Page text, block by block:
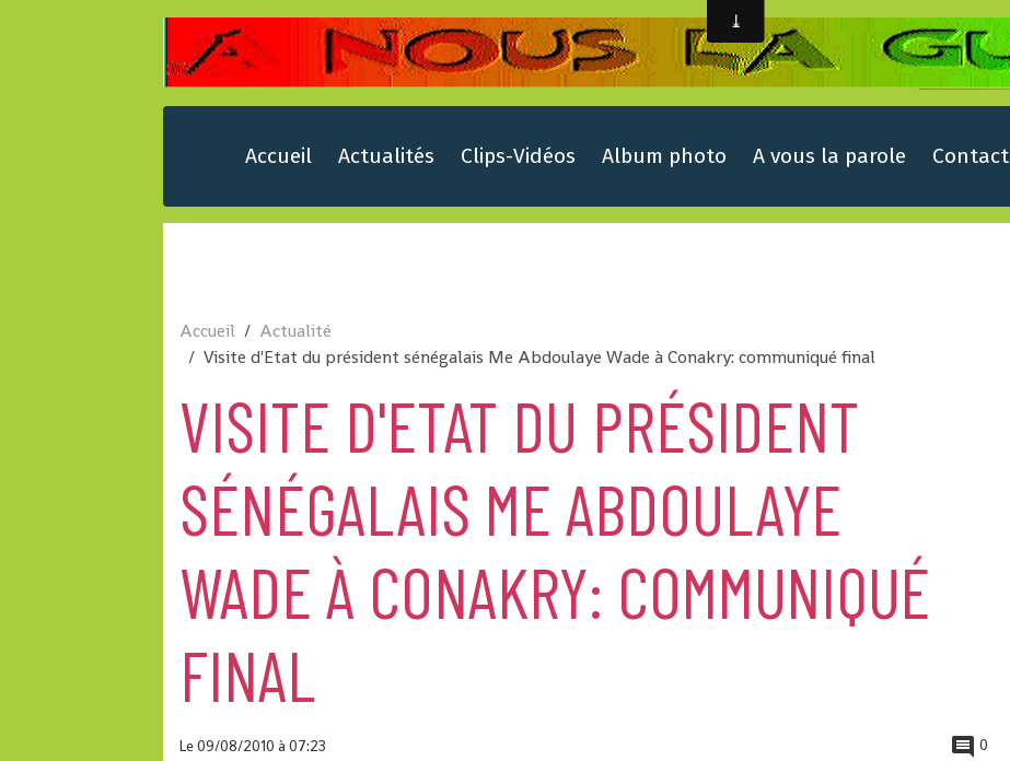
Accueil Actualités Clips-Vidéos Album photo A vous la parole Contact
Accueil
Actualité
Visite d'Etat du président sénégalais Me Abdoulaye Wade à Conakry: communiqué final
VISITE D'ETAT DU PRÉSIDENT
SÉNÉGALAIS ME ABDOULAYE
WADE À CONAKRY: COMMUNIQUÉ
FINAL
Le 09/08/2010à 07:23 0